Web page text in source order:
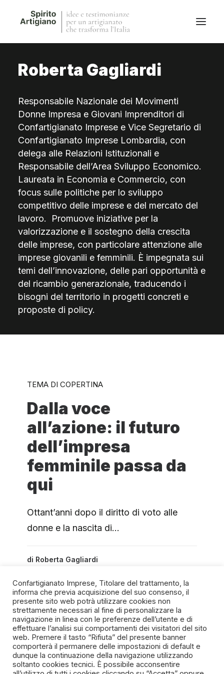
Questo sito
Stories
QFG
Collaborano con noi
Roberta Gagliardi
Responsabile Nazionale dei Movimenti
Donne Impresa e Giovani Imprenditori di
Confartigianato Imprese e Vice Segretario di
Confartigianato Imprese Lombardia, con
delega alle Relazioni Istituzionali e
Responsabile dell’Area Sviluppo Economico.
Laureata in Economia e Commercio, con
focus sulle politiche per lo sviluppo
competitivo delle imprese e del mercato del
lavoro. Promuove iniziative per la
valorizzazione e il sostegno della crescita
delle imprese, con particolare attenzione alle
imprese giovanili e femminili. È impegnata sui
temi dell’innovazione, delle pari opportunità e
del ricambio generazionale, traducendo i
bisogni del territorio in progetti concreti e
proposte di policy.
TEMA DI COPERTINA
Dalla voce
all’azione: il futuro
dell’impresa
femminile passa da
qui
Ottant’anni dopo il diritto di voto alle
donne e la nascita di…
di Roberta Gagliardi
SPIRITO ARTIGIANO
Un progetto della Fondazione Manlio e Maria Letizia
Germozzi onlus
Confartigianato Imprese, Titolare del trattamento, la
informa che previa acquisizione del suo consenso, il
presente sito web potrà utilizzare cookies non
strettamente necessari al fine di personalizzare la
navigazione in linea con le preferenze dell’utente e di
effettuare l’analisi sui comportamenti dei visitatori del sito
web. Premere il tasto “Rifiuta” del presente banner
comporterà il permanere delle impostazioni di default e
dunque la continuazione della navigazione utilizzando
soltanto cookies tecnici. È possibile acconsentire